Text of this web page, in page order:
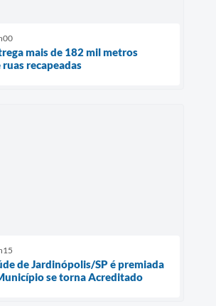
mais de 182 mil metros
recapeadas
de Jardinópolis/SP é premiada
se torna Acreditado